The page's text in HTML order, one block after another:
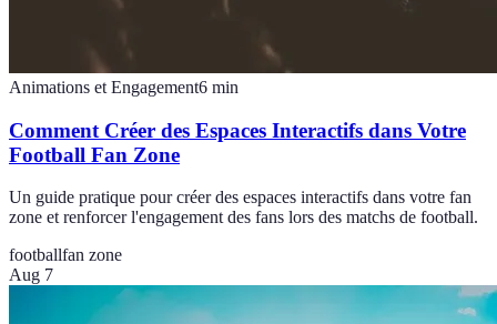
Animations et Engagement6 min
Comment Créer des Espaces Interactifs dans Votre
Football Fan Zone
Un guide pratique pour créer des espaces interactifs dans votre fan
zone et renforcer l'engagement des fans lors des matchs de football.
footballfan zone
Aug 7